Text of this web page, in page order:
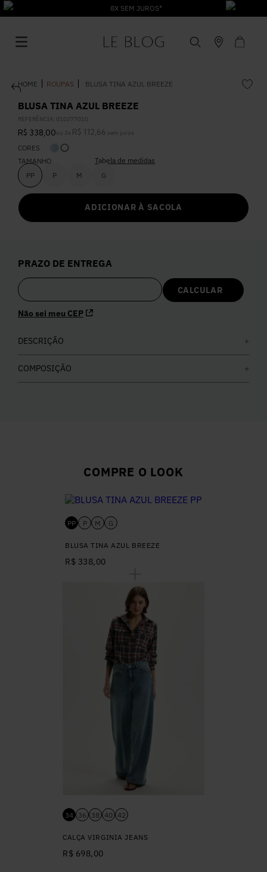
8X SEM JUROS*
ROUPAS BLUSA TINA AZUL BREEZE
BLUSA TINA AZUL BREEZE
REFERÊNCIA: 010277010
R$ 338,00 ou 3 x R$ 112 66 sem juros
CORES
TAMANHO
PP
P M G
Tabela de medidas
ADICIONAR À SACOLA
PRAZO DE ENTREGA
Não sei meu CEP
DESCRIÇÃO
COMPOSIÇÃO
COMPRE O LOOK
PP P M G
BLUSA TINA AZUL BREEZE
R$ 338,00
34 36 38 40 42
CALÇA VIRGINIA JEANS
R$ 698,00
1º Vestido
2 Roupas
5º Calça
6º Colete
7º